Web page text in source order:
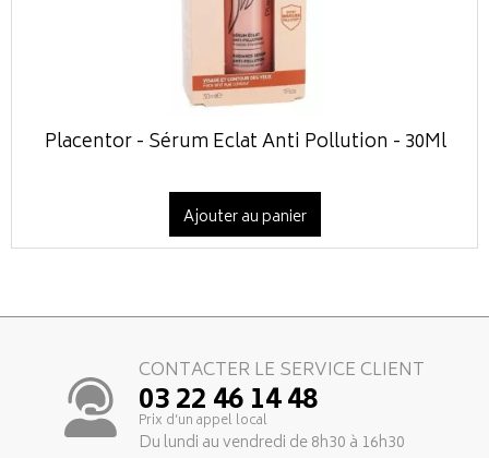
Placentor - Sérum Eclat Anti Pollution - 30Ml
Ajouter au panier
CONTACTER LE SERVICE CLIENT
03 22 46 14 48
Prix d’un appel local
Du lundi au vendredi de 8h30 à 16h30